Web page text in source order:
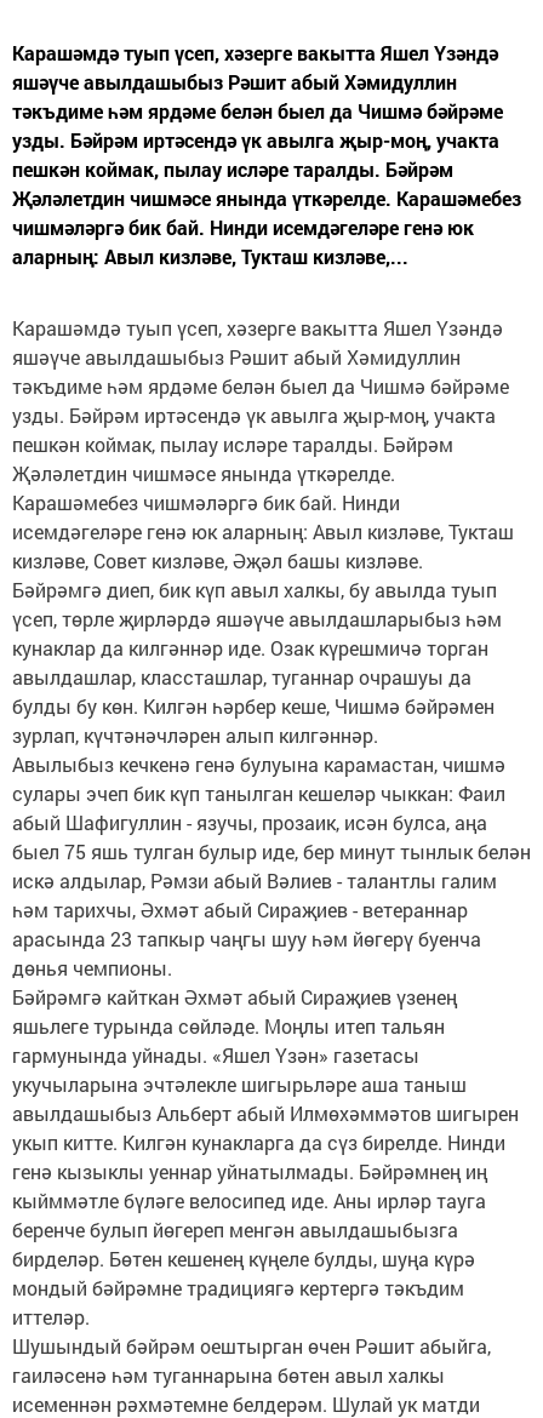
Карашәмдә туып үсеп, хәзерге вакытта Яшел Үзәндә
яшәүче авылдашыбыз Рәшит абый Хәмидуллин
тәкъдиме һәм ярдәме белән быел да Чишмә бәйрәме
узды. Бәйрәм иртәсендә үк авылга җыр-моң, учакта
пешкән коймак, пылау исләре таралды. Бәйрәм
Җәләлетдин чишмәсе янында үткәрелде. Карашәмебез
чишмәләргә бик бай. Нинди исемдәгеләре генә юк
аларның: Авыл кизләве, Тукташ кизләве,...
Карашәмдә туып үсеп, хәзерге вакытта Яшел Үзәндә
яшәүче авылдашыбыз Рәшит абый Хәмидуллин
тәкъдиме һәм ярдәме белән быел да Чишмә бәйрәме
узды. Бәйрәм иртәсендә үк авылга җыр-моң, учакта
пешкән коймак, пылау исләре таралды. Бәйрәм
Җәләлетдин чишмәсе янында үткәрелде.
Карашәмебез чишмәләргә бик бай. Нинди
исемдәгеләре генә юк аларның: Авыл кизләве, Тукташ
кизләве, Совет кизләве, Әҗәл башы кизләве.
Бәйрәмгә диеп, бик күп авыл халкы, бу авылда туып
үсеп, төрле җирләрдә яшәүче авылдашларыбыз һәм
кунаклар да килгәннәр иде. Озак күрешмичә торган
авылдашлар, классташлар, туганнар очрашуы да
булды бу көн. Килгән һәрбер кеше, Чишмә бәйрәмен
зурлап, күчтәнәчләрен алып килгәннәр.
Авылыбыз кечкенә генә булуына карамастан, чишмә
сулары эчеп бик күп танылган кешеләр чыккан: Фаил
абый Шафигуллин - язучы, прозаик, исән булса, аңа
быел 75 яшь тулган булыр иде, бер минут тынлык белән
искә алдылар, Рәмзи абый Вәлиев - талантлы галим
һәм тарихчы, Әхмәт абый Сираҗиев - ветераннар
арасында 23 тапкыр чаңгы шуу һәм йөгерү буенча
дөнья чемпионы.
Бәйрәмгә кайткан Әхмәт абый Сираҗиев үзенең
яшьлеге турында сөйләде. Моңлы итеп тальян
гармунында уйнады. «Яшел Үзән» газетасы
укучыларына эчтәлекле шигырьләре аша таныш
авылдашыбыз Альберт абый Илмөхәммәтов шигырен
укып китте. Килгән кунакларга да сүз бирелде. Нинди
генә кызыклы уеннар уйнатылмады. Бәйрәмнең иң
кыйммәтле бүләге велосипед иде. Аны ирләр тауга
беренче булып йөгереп менгән авылдашыбызга
бирделәр. Бөтен кешенең күңеле булды, шуңа күрә
мондый бәйрәмне традициягә кертергә тәкъдим
иттеләр.
Шушындый бәйрәм оештырган өчен Рәшит абыйга,
гаиләсенә һәм туганнарына бөтен авыл халкы
исеменнән рәхмәтемне белдерәм. Шулай ук матди